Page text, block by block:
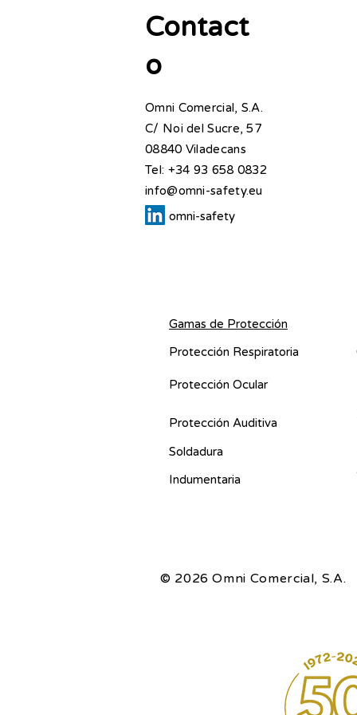
Contact
o
Omni Comercial, S.A.
C/ Noi del Sucre, 57
08840 Viladecans​
Tel: +34 93 658 0832​
info@omni-safety.eu
omni-safety
Gamas de Protección
Protección Respiratoria
Protección Ocular
Protección Auditiva
Soldadura
Indumentaria
© 2026 Omni Comercial, S.A.